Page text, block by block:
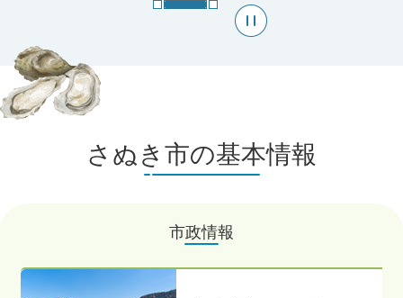
スラ
イド
さぬき市の基本情報
市政情報